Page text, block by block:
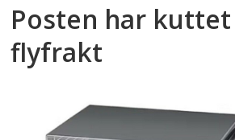
Posten har kuttet
flyfrakt